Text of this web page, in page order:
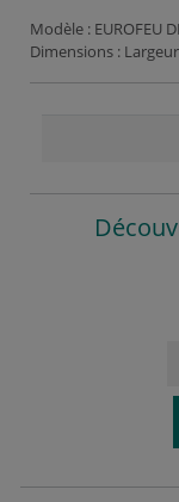
Modèle : EUROFEU
Dimensions :